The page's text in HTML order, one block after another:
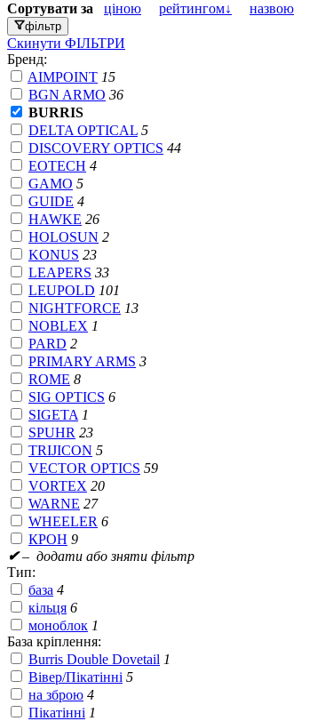
Сортувати за ціною рейтингом↓ назвою
фільтр
Скинути ФІЛЬТРИ
Бренд:
AIMPOINT 15
BGN ARMO 36
BURRIS
DELTA OPTICAL 5
DISCOVERY OPTICS 44
EOTECH 4
GAMO 5
GUIDE 4
HAWKE 26
HOLOSUN 2
KONUS 23
LEAPERS 33
LEUPOLD 101
NIGHTFORCE 13
NOBLEX 1
PARD 2
PRIMARY ARMS 3
ROME 8
SIG OPTICS 6
SIGETA 1
SPUHR 23
TRIJICON 5
VECTOR OPTICS 59
VORTEX 20
WARNE 27
WHEELER 6
КРОН 9
✔– додати або зняти фільтр
Тип:
база 4
кільця 6
моноблок 1
База кріплення:
Burris Double Dovetail 1
Вівер/Пікатінні 5
на зброю 4
Пікатінні 1